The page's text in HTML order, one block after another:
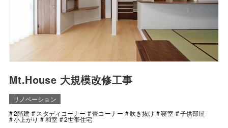
Mt.House 大規模改修工事
リノベーション
2階建
スタディコーナー 畳コーナー 吹き抜け 寝室 子供部屋
小上がり 和室 2世帯住宅